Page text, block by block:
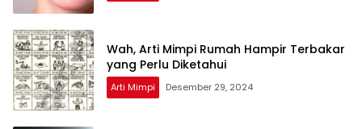
Wah, Arti Mimpi Rumah Hampir Terbakar
yang Perlu Diketahui
Arti Mimpi Desember 29, 2024